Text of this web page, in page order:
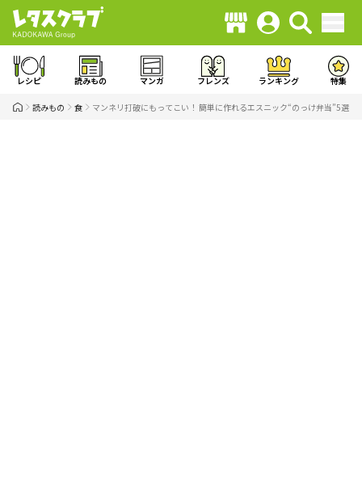
レシピ 読みもの マンガ フレンズ ランキング 特集
読みもの 食 マンネリ打破にもってこい！ 簡単に作れるエスニック“のっけ弁当”5選